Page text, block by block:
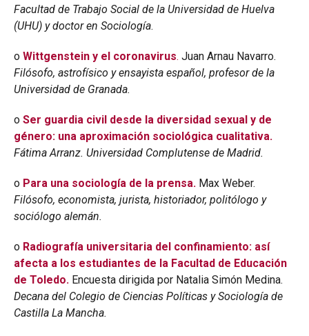
Facultad de Trabajo Social de la Universidad de Huelva
(UHU) y doctor en Sociología.
o Wittgenstein y el coronavirus. Juan Arnau Navarro.
Filósofo, astrofísico y ensayista español, profesor de la
Universidad de Granada.
o Ser guardia civil desde la diversidad sexual y de
género: una aproximación sociológica cualitativa.
Fátima Arranz. Universidad Complutense de Madrid.
o Para una sociología de la prensa. Max Weber.
Filósofo, economista, jurista, historiador, politólogo y
sociólogo alemán.
o Radiografía universitaria del confinamiento: así
afecta a los estudiantes de la Facultad de Educación
de Toledo. Encuesta dirigida por Natalia Simón Medina.
Decana del Colegio de Ciencias Políticas y Sociología de
Castilla La Mancha.